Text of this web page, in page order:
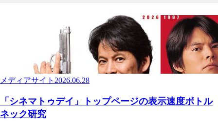
メディアサイト 2026.06.28
「シネマトゥデイ」トップページの表示速度ボトル
ネック研究